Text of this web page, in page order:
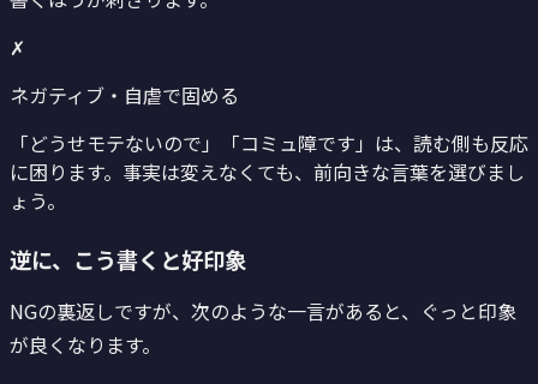
✗
ネガティブ・自虐で固める
「どうせモテないので」「コミュ障です」は、読む側も反応
に困ります。事実は変えなくても、前向きな言葉を選びまし
ょう。
逆に、こう書くと好印象
NGの裏返しですが、次のような一言があると、ぐっと印象
が良くなります。